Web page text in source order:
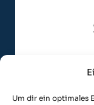
Um dir ein optimales